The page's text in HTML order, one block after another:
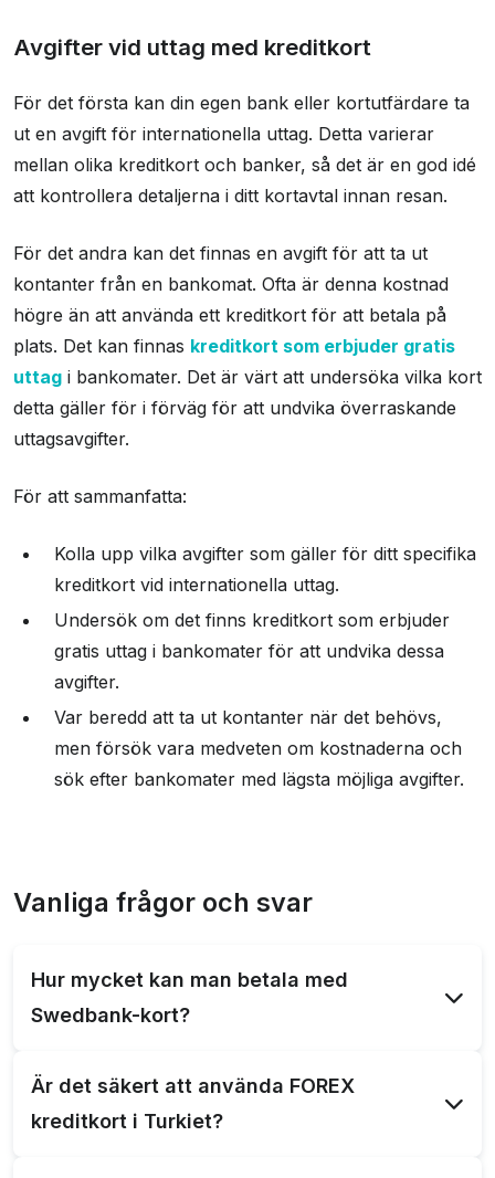
Avgifter vid uttag med kreditkort
För det första kan din egen bank eller kortutfärdare ta
ut en avgift för internationella uttag. Detta varierar
mellan olika kreditkort och banker, så det är en god idé
att kontrollera detaljerna i ditt kortavtal innan resan.
För det andra kan det finnas en avgift för att ta ut
kontanter från en bankomat. Ofta är denna kostnad
högre än att använda ett kreditkort för att betala på
plats. Det kan finnas kreditkort som erbjuder gratis
uttag i bankomater. Det är värt att undersöka vilka kort
detta gäller för i förväg för att undvika överraskande
uttagsavgifter.
För att sammanfatta:
Kolla upp vilka avgifter som gäller för ditt specifika
kreditkort vid internationella uttag.
Undersök om det finns kreditkort som erbjuder
gratis uttag i bankomater för att undvika dessa
avgifter.
Var beredd att ta ut kontanter när det behövs,
men försök vara medveten om kostnaderna och
sök efter bankomater med lägsta möjliga avgifter.
Vanliga frågor och svar
Hur mycket kan man betala med
Swedbank-kort?
beroende på ditt kort. Kontrollera din gräns innan
resan.
Är det säkert att använda FOREX
kreditkort i Turkiet?